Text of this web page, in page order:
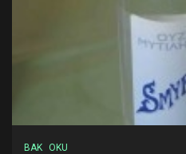
BAK OKU